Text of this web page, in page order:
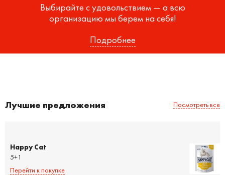
Выбирайте с удовольствием — а всю
организацию мы берем на себя!
Подробнее
Лучшие предложения Посмотреть все
Happy Cat
5+1
Перейти к покупке